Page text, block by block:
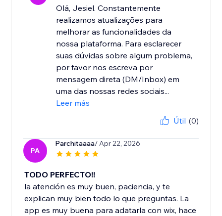
Olá, Jesiel. Constantemente
realizamos atualizações para
melhorar as funcionalidades da
nossa plataforma. Para esclarecer
suas dúvidas sobre algum problema,
por favor nos escreva por
mensagem direta (DM/Inbox) em
uma das nossas redes sociais...
Leer más
Útil (0)
PA
Parchitaaaa/ Apr 22, 2026
TODO PERFECTO!!
la atención es muy buen, paciencia, y te
explican muy bien todo lo que preguntas. La
app es muy buena para adatarla con wix, hace